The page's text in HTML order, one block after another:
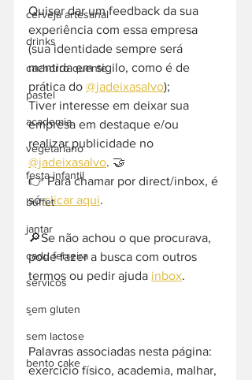
cerveja artesanal
drinks
cachorro quente
pastel
academia
vegetariano
festa infantil
buffet
jantar
cadu ferreira
servicos
sem gluten
sem lactose
bento cake
Quiser dar um feedback da sua
experiência com essa empresa
(sua identidade sempre será
mantida em sigilo, como é de
prática do @jadeixasalvo);
Tiver interesse em deixar sua
empresa em destaque e/ou
realizar publicidade no
@jadeixasalvo. 🤝
👉 Para chamar por direct/inbox, é
só clicar aqui.
🔎Se não achou o que procurava,
pode fazer a busca com outros
termos ou pedir ajuda inbox.
-
Palavras associadas nesta página:
exercício físico, academia, malhar,